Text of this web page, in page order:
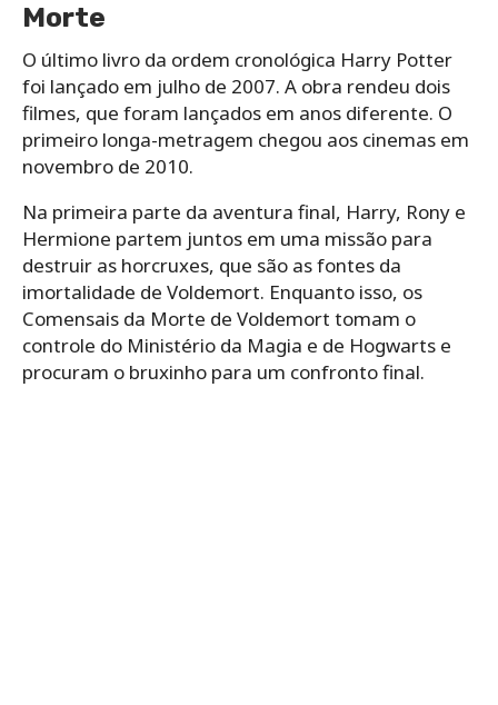
Morte
O último livro da ordem cronológica Harry Potter
foi lançado em julho de 2007. A obra rendeu dois
filmes, que foram lançados em anos diferente. O
primeiro longa-metragem chegou aos cinemas em
novembro de 2010.
Na primeira parte da aventura final, Harry, Rony e
Hermione partem juntos em uma missão para
destruir as horcruxes, que são as fontes da
imortalidade de Voldemort. Enquanto isso, os
Comensais da Morte de Voldemort tomam o
controle do Ministério da Magia e de Hogwarts e
procuram o bruxinho para um confronto final.